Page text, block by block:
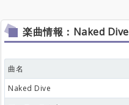
楽曲情報：Naked Dive
曲名
Naked Dive